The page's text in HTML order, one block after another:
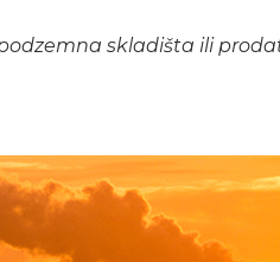
skladišta ili